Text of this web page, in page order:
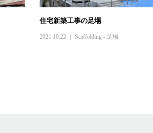
住宅新築工事の足場
2021.10.22 Scaffolding - 足場